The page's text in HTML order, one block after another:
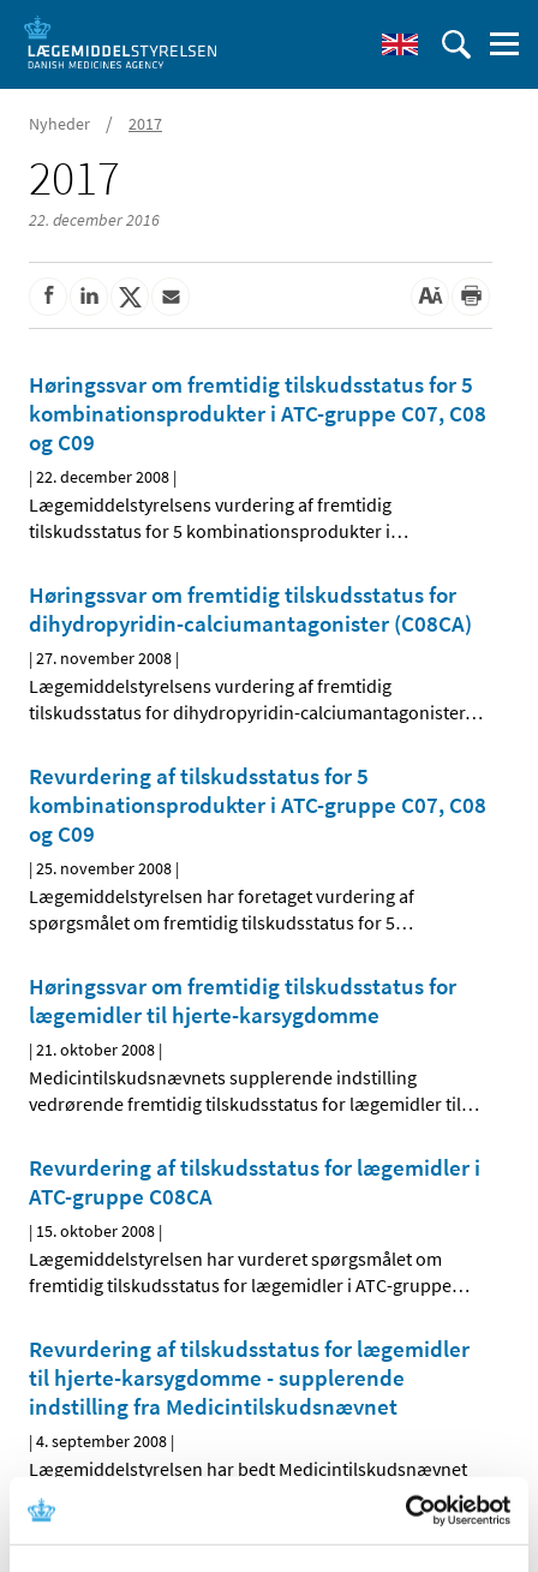
Nyheder / 2017
2017
22. december 2016
Høringssvar om fremtidig tilskudsstatus for 5
kombinationsprodukter i ATC-gruppe C07, C08
og C09
|22. december 2008 |
Lægemiddelstyrelsens vurdering af fremtidig
tilskudsstatus for 5 kombinationsprodukter i…
Høringssvar om fremtidig tilskudsstatus for
dihydropyridin-calciumantagonister (C08CA)
|27. november 2008 |
Lægemiddelstyrelsens vurdering af fremtidig
tilskudsstatus for dihydropyridin-calciumantagonister…
Revurdering af tilskudsstatus for 5
kombinationsprodukter i ATC-gruppe C07, C08
og C09
|25. november 2008 |
Lægemiddelstyrelsen har foretaget vurdering af
spørgsmålet om fremtidig tilskudsstatus for 5…
Høringssvar om fremtidig tilskudsstatus for
lægemidler til hjerte-karsygdomme
|21. oktober 2008 |
Medicintilskudsnævnets supplerende indstilling
vedrørende fremtidig tilskudsstatus for lægemidler til…
Revurdering af tilskudsstatus for lægemidler i
ATC-gruppe C08CA
| 15. oktober 2008 |
Lægemiddelstyrelsen har vurderet spørgsmålet om
fremtidig tilskudsstatus for lægemidler i ATC-gruppe…
Revurdering af tilskudsstatus for lægemidler
til hjerte-karsygdomme - supplerende
indstilling fra Medicintilskudsnævnet
|4. september 2008 |
Lægemiddelstyrelsen har bedt Medicintilskudsnævnet
om at revurdere tilskudsstatus for lægemidler, der er…